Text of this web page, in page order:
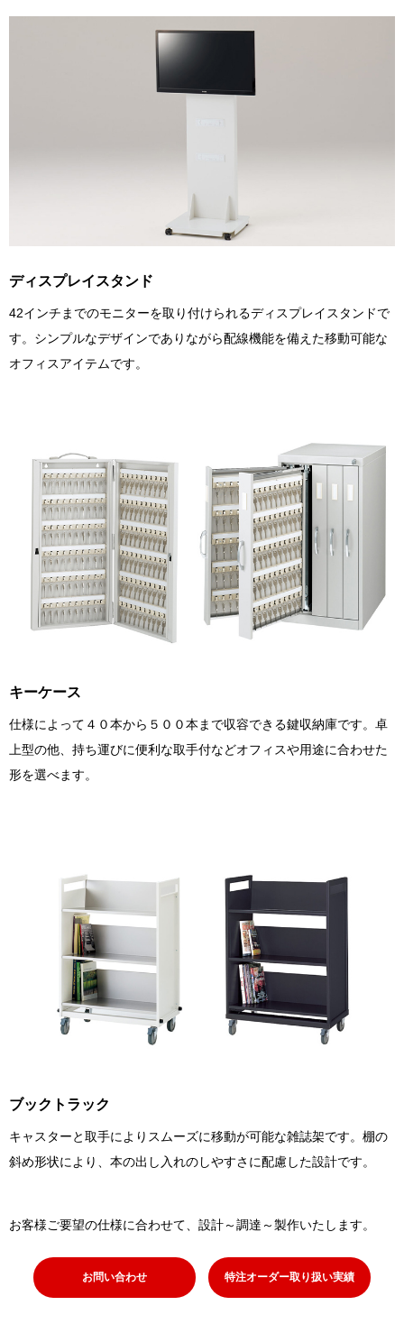
ディスプレイスタンド
42インチまでのモニターを取り付けられるディスプレイスタンドで
す。シンプルなデザインでありながら配線機能を備えた移動可能な
オフィスアイテムです。
キーケース
仕様によって４０本から５００本まで収容できる鍵収納庫です。卓
上型の他、持ち運びに便利な取手付などオフィスや用途に合わせた
形を選べます。
ブックトラック
キャスターと取手によりスムーズに移動が可能な雑誌架です。棚の
斜め形状により、本の出し入れのしやすさに配慮した設計です。
お客様ご要望の仕様に合わせて、設計～調達～製作いたします。
お問い合わせ 特注オーダー取り扱い実績